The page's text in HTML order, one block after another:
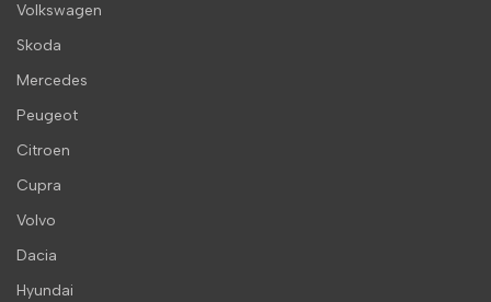
Volkswagen
Skoda
Mercedes
Peugeot
Citroen
Cupra
Volvo
Dacia
Hyundai